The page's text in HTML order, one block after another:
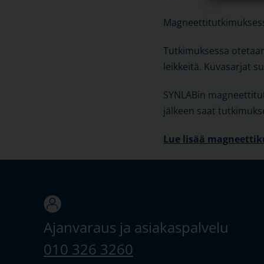
Tutkimuksessa
leikkeitä. Kuvasarjat
SYNLABin
jälkeen saat
Lue lisää
Ajanvaraus ja asiakaspalvelu
010 326 3260